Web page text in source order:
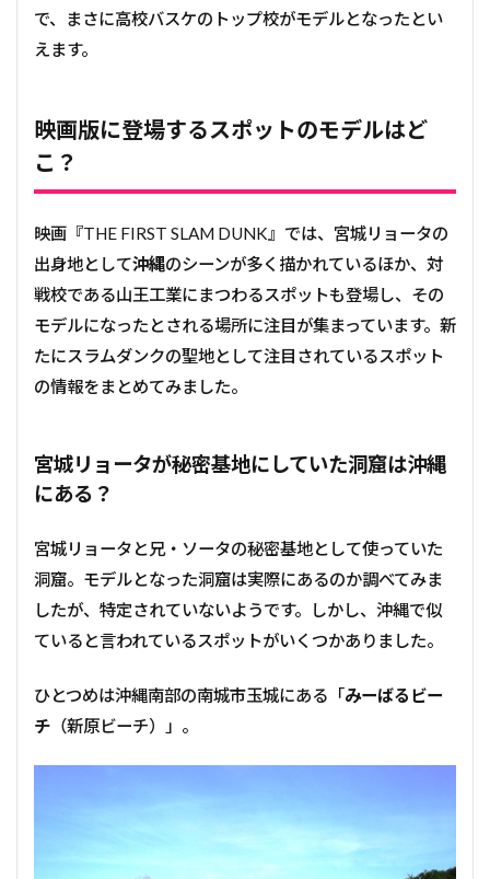
で、まさに高校バスケのトップ校がモデルとなったとい
えます。
映画版に登場するスポットのモデルはど
こ？
映画『THE FIRST SLAM DUNK』では、宮城リョータの
出身地として沖縄のシーンが多く描かれているほか、対
戦校である山王工業にまつわるスポットも登場し、その
モデルになったとされる場所に注目が集まっています。新
たにスラムダンクの聖地として注目されているスポット
の情報をまとめてみました。
宮城リョータが秘密基地にしていた洞窟は沖縄
にある？
宮城リョータと兄・ソータの秘密基地として使っていた
洞窟。モデルとなった洞窟は実際にあるのか調べてみま
したが、特定されていないようです。しかし、沖縄で似
ていると言われているスポットがいくつかありました。
ひとつめは沖縄南部の南城市玉城にある「みーばるビー
チ （新原ビーチ）」。